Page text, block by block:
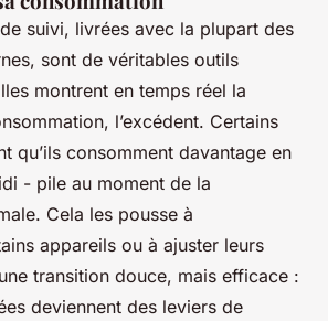
suivi, livrées avec la plupart des
sont de véritables outils
montrent en temps réel la
l’excédent. Certains
qu’ils consomment davantage en
- pile au moment de la
Cela les pousse à
appareils ou à ajuster leurs
transition douce, mais efficace :
deviennent des leviers de